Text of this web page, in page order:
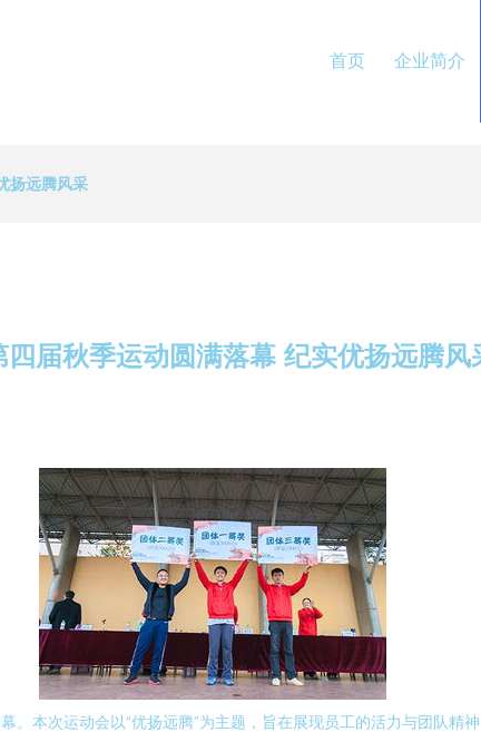
首页 企业简介
扬远腾风采
四届秋季运动圆满落幕 纪实优扬远腾风
。本次运动会以“优扬远腾”为主题，旨在展现员工的活力与团队精